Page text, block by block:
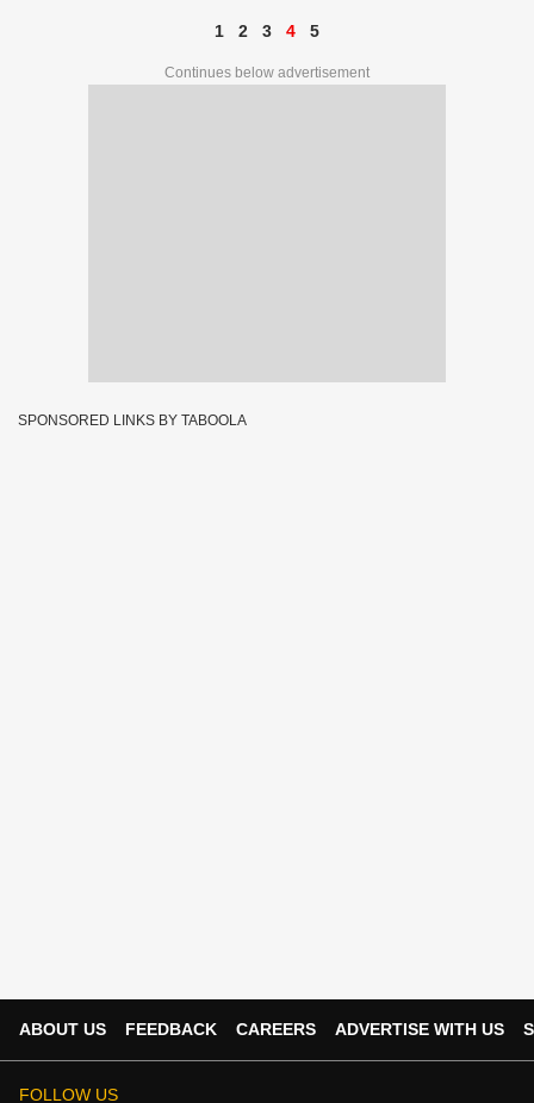
1 2 3 4 5
Continues below advertisement
SPONSORED LINKS BY TABOOLA
ABOUT US FEEDBACK CAREERS ADVERTISE WITH US
FOLLOW US